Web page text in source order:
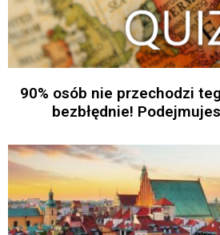
90% osób nie przechodzi
bezbłędnie!